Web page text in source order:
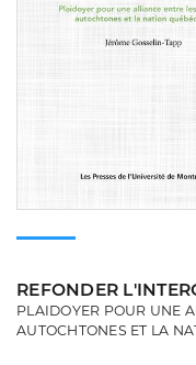
REFONDER
PLAIDOYER POUR UNE
AUTOCHTONES ET LA